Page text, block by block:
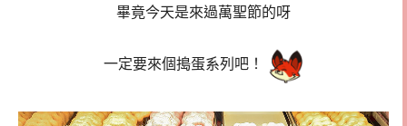
畢竟今天是來過萬聖節的呀
一定要來個搗蛋系列吧！